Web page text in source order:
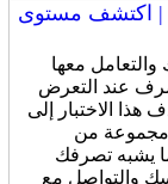
| اكتشف مستوى
معها
عند التعرض
هذا الاختبار إلى
مجموعة من
ما يشبه تصرفك
والتواصل مع